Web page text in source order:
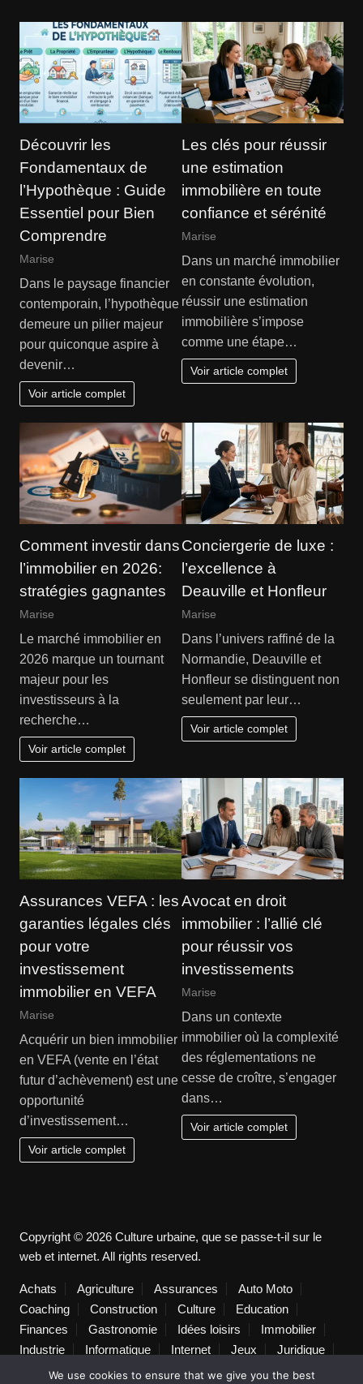
Découvrir les
Fondamentaux de
l’Hypothèque : Guide
Essentiel pour Bien
Comprendre
Marise
Dans le paysage financier
contemporain, l’hypothèque
demeure un pilier majeur
pour quiconque aspire à
devenir…
Voir article complet
Les clés pour réussir
une estimation
immobilière en toute
confiance et sérénité
Marise
Dans un marché immobilier
en constante évolution,
réussir une estimation
immobilière s’impose
comme une étape…
Voir article complet
Comment investir dans
l’immobilier en 2026:
stratégies gagnantes
Marise
Le marché immobilier en
2026 marque un tournant
majeur pour les
investisseurs à la
recherche…
Voir article complet
Conciergerie de luxe :
l’excellence à
Deauville et Honfleur
Marise
Dans l’univers raffiné de la
Normandie, Deauville et
Honfleur se distinguent non
seulement par leur…
Voir article complet
Assurances VEFA : les
garanties légales clés
pour votre
investissement
immobilier en VEFA
Marise
Acquérir un bien immobilier
en VEFA (vente en l’état
futur d’achèvement) est une
opportunité
d’investissement…
Voir article complet
Avocat en droit
immobilier : l’allié clé
pour réussir vos
investissements
Marise
Dans un contexte
immobilier où la complexité
des réglementations ne
cesse de croître, s’engager
dans…
Voir article complet
Copyright © 2026 Culture urbaine, que se passe-t-il sur le
web et internet. All rights reserved.
Achats Agriculture Assurances
Auto Moto
Coaching
Construction Culture
Education
Finances
Gastronomie Idées loisirs
Immobilier
Industrie
Informatique Internet Jeux
Juridique
Lifestyle
Logistique Loisirs Maison
Marketing
We use cookies to ensure that we give you the best